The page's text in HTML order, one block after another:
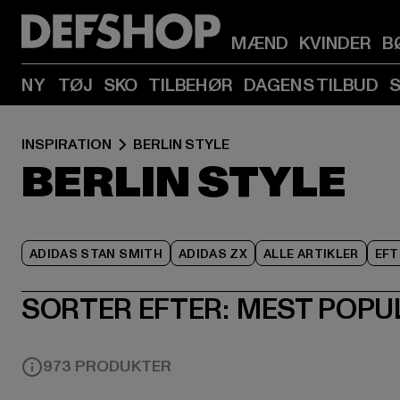
MÆND KVINDER
NY TØJ SKO TILBEHØR DAGENS TILBUD
INSPIRATION BERLIN STYLE
BERLIN STYLE
ADIDAS STAN SMITH ADIDAS ZX ALLE ARTIKLER
SORTER EFTER: MEST
973 PRODUKTER